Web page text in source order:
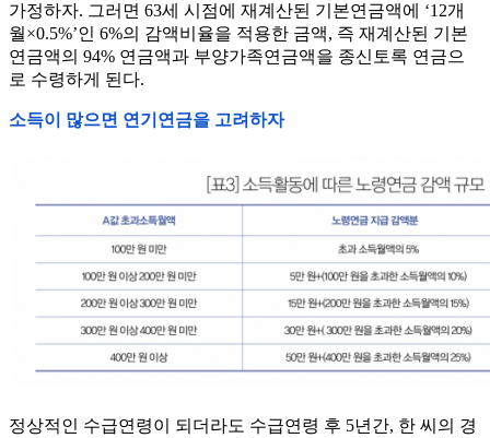
가정하자. 그러면 63세 시점에 재계산된 기본연금액에 ‘12개
월×0.5%’인 6%의 감액비율을 적용한 금액, 즉 재계산된 기본
연금액의 94% 연금액과 부양가족연금액을 종신토록 연금으
로 수령하게 된다.
소득이 많으면 연기연금을 고려하자
정상적인 수급연령이 되더라도 수급연령 후 5년간, 한 씨의 경